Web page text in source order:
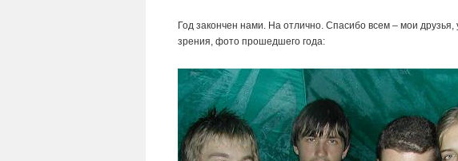
Год закончен нами. На отлично. Спасибо всем – мои
зрения, фото прошедшего года: